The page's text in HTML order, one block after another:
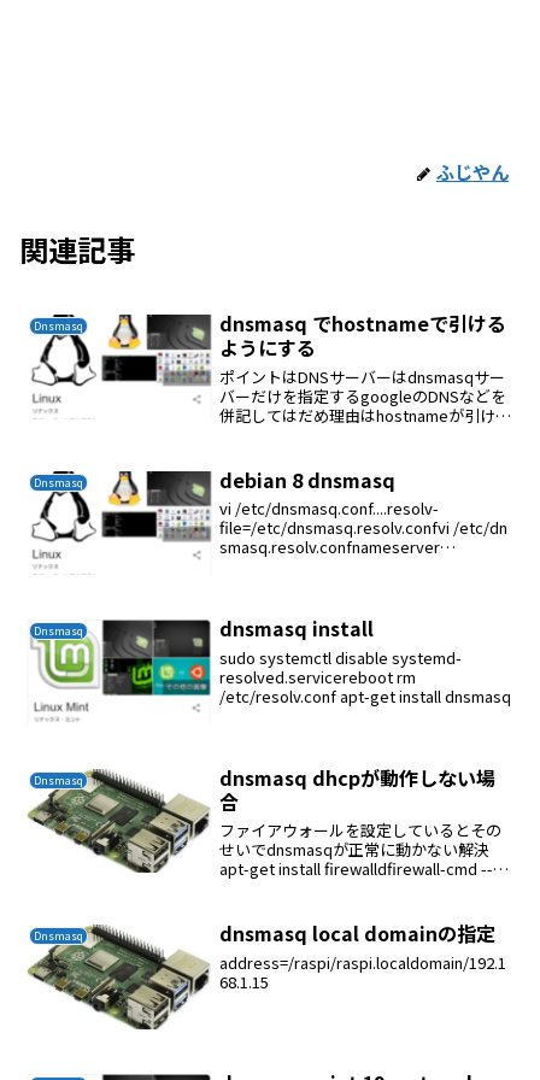
ふじやん
関連記事
Dnsmasq
dnsmasq でhostnameで引ける
ようにする
ポイントはDNSサーバーはdnsmasqサー
バーだけを指定するgoogleのDNSなどを
併記してはだめ理由はhostnameが引けな
Dnsmasq debian 8 dnsmasq
vi /etc/dnsmasq.conf....resolv-
file=/etc/dnsmasq.resolv.confvi /etc/dn
smasq.resolv.confnameserver
Dnsmasq dnsmasq install
sudo systemctl disable systemd-
resolved.servicereboot rm
/etc/resolv.conf apt-get install dnsmasq
Dnsmasq
dnsmasq dhcpが動作しない場
合
ファイアウォールを設定しているとその
せいでdnsmasqが正常に動かない解決
apt-get install firewalldfirewall-cmd --
Dnsmasq dnsmasq local domainの指定
address=/raspi/raspi.localdomain/192.1
68.1.15